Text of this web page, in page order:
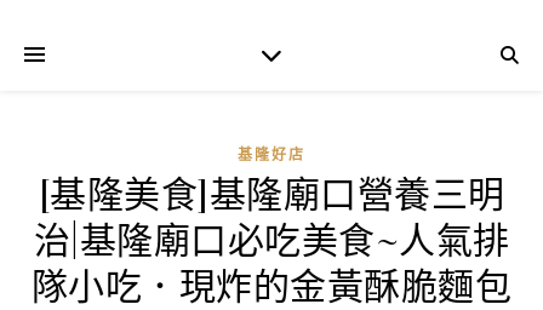
基隆好店
[基隆美食]基隆廟口營養三明
治|基隆廟口必吃美食~人氣排
隊小吃．現炸的金黃酥脆麵包